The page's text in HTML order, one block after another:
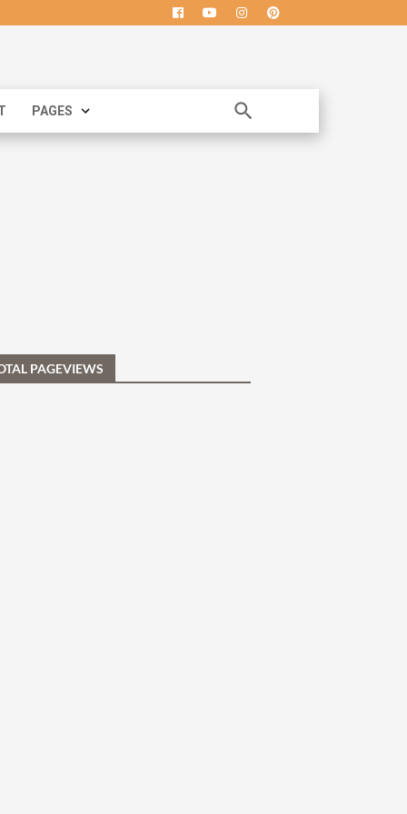
PAGES
PAGEVIEWS